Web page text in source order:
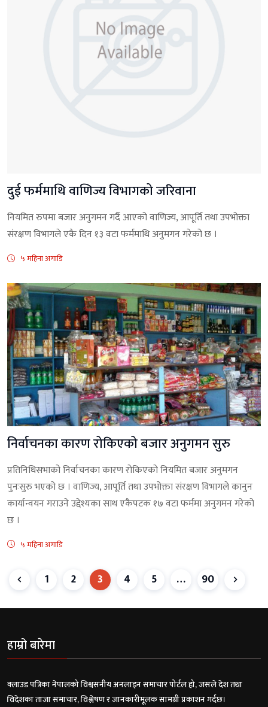
दुई फर्ममाथि वाणिज्य विभागको जरिवाना
नियमित रुपमा बजार अनुगमन गर्दै आएको वाणिज्य, आपूर्ति तथा उपभोक्ता
संरक्षण विभागले एकै दिन १३ वटा फर्ममाथि अनुमगन गरेको छ ।
५ महिना अगाडि
निर्वाचनका कारण रोकिएको बजार अनुगमन सुरु
प्रतिनिधिसभाको निर्वाचनका कारण रोकिएको नियमित बजार अनुमगन
पुनःसुरु भएको छ । वाणिज्य, आपूर्ति तथा उपभोक्ता संरक्षण विभागले कानुन
कार्यान्वयन गराउने उद्देश्यका साथ एकैपटक १७ वटा फर्ममा अनुगमन गरेको
छ ।
५ महिना अगाडि
1 2 3 4 5 … 90
हाम्रो बारेमा
क्लाउड पत्रिका नेपालको विश्वसनीय अनलाइन समाचार पोर्टल हो, जसले देश तथा
विदेशका ताजा समाचार, विश्लेषण र जानकारीमूलक सामग्री प्रकाशन गर्दछ।